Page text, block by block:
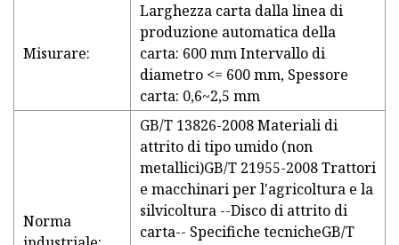
Misurare:
Larghezza carta dalla linea di
produzione automatica della
carta: 600 mm Intervallo di
diametro <= 600 mm, Spessore
carta: 0,6~2,5 mm
Norma
GB/T 13826-2008 Materiali di
attrito di tipo umido (non
metallici)GB/T 21955-2008 Trattori
e macchinari per l'agricoltura e la
silvicoltura --Disco di attrito di
carta-- Specifiche tecnicheGB/T